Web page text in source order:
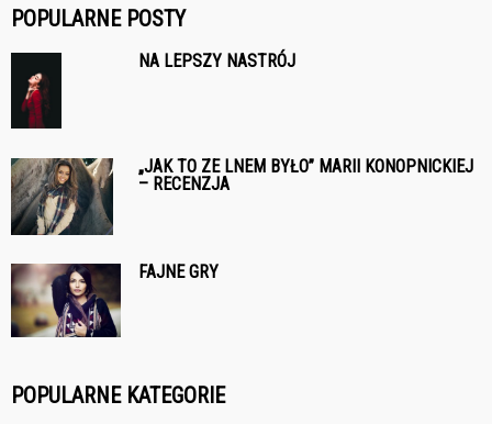
POPULARNE POSTY
NA LEPSZY NASTRÓJ
„JAK TO ZE LNEM BYŁO” MARII KONOPNICKIEJ
– RECENZJA
FAJNE GRY
POPULARNE KATEGORIE